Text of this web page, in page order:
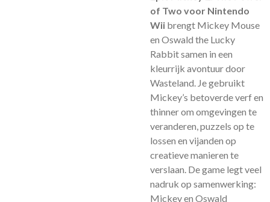
of Two voor Nintendo
Wii brengt Mickey Mouse
en Oswald the Lucky
Rabbit samen in een
kleurrijk avontuur door
Wasteland. Je gebruikt
Mickey’s betoverde verf en
thinner om omgevingen te
veranderen, puzzels op te
lossen en vijanden op
creatieve manieren te
verslaan. De game legt veel
nadruk op samenwerking:
Mickey en Oswald